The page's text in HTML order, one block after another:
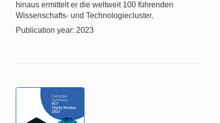
hinaus ermittelt er die weltweit 100 führenden
Wissenschafts- und Technologiecluster.
Publication year: 2023